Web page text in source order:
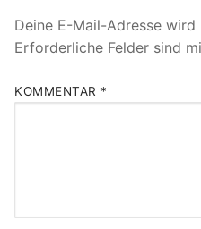
Deine E-Mail-Adresse
Erforderliche Felder sind
KOMMENTAR *